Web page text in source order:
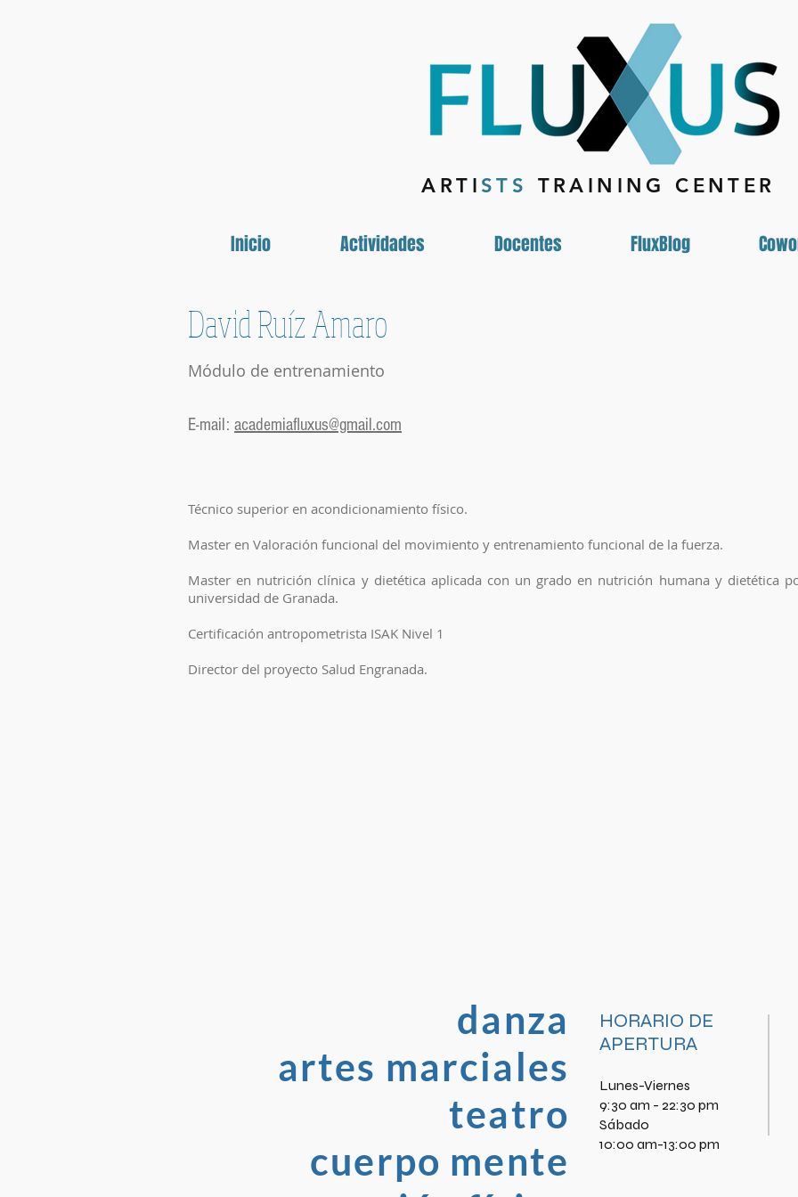
ARTI STS TRAINING CENTER
Inicio Actividades Docentes FluxBlog
David Ruíz Amaro
Módulo de entrenamiento
E-mail: academiafluxus@gmail.com
Técnico superior en acondicionamiento físico.
Master en Valoración funcional del movimiento y entrenamiento funcional de la fuerza.
Master en nutrición clínica y dietética aplicada con un grado en nutrición humana y dietética
universidad de Granada.
Certificación antropometrista ISAK Nivel 1
Director del proyecto Salud Engranada.
danza
artes marciales
teatro
cuerpo mente
HORARIO DE
APERTURA
Lunes-Viernes
9:30 am - 22:30 pm
​Sábado
10:00 am-13:00 pm